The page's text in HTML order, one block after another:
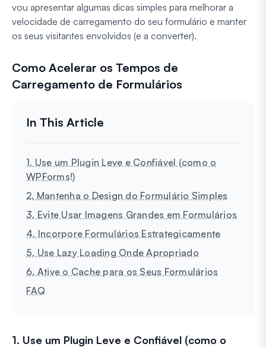
vou apresentar algumas dicas simples para melhorar a
velocidade de carregamento do seu formulário e manter
os seus visitantes envolvidos (e a converter).
Como Acelerar os Tempos de
Carregamento de Formulários
1. Use um Plugin Leve e Confiável (como o
WPForms!)
2. Mantenha o Design do Formulário Simples
3. Evite Usar Imagens Grandes em Formulários
4. Incorpore Formulários Estrategicamente
5. Use Lazy Loading Onde Apropriado
6. Ative o Cache para os Seus Formulários
FAQ
1. Use um Plugin Leve e Confiável (como o